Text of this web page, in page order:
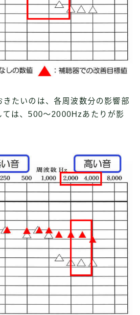
きたいのは、各周波数分の影響部
ては、500〜2000Hzあたりが影